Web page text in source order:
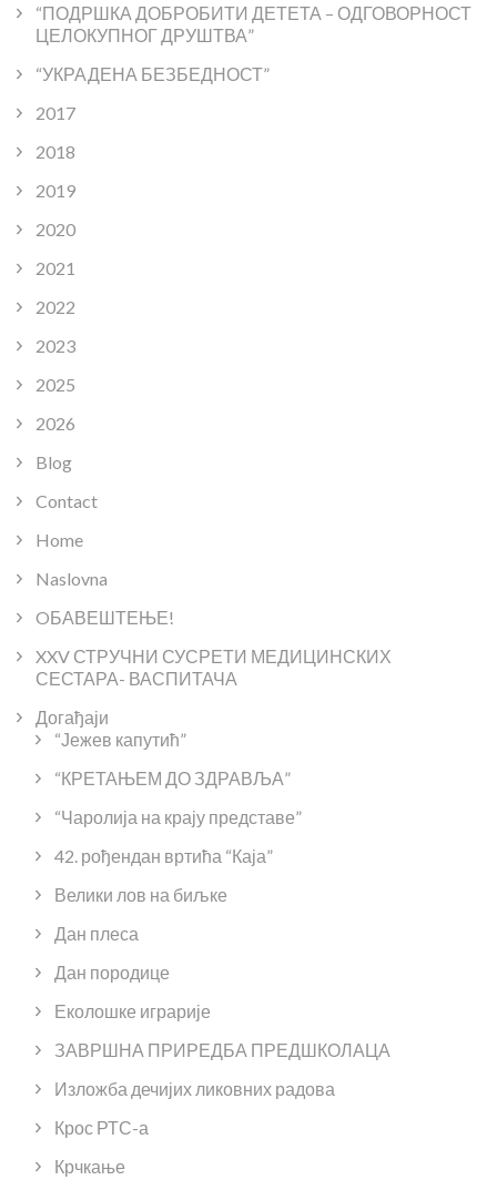
“ПОДРШКА ДОБРОБИТИ ДЕТЕТА – ОДГОВОРНОСТ
ЦЕЛОКУПНОГ ДРУШТВА”
“УКРАДЕНА БЕЗБЕДНОСТ”
2017
2018
2019
2020
2021
2022
2023
2025
2026
Blog
Contact
Home
Naslovna
OБАВЕШТЕЊЕ!
XXV СТРУЧНИ СУСРЕТИ МЕДИЦИНСКИХ
СЕСТАРА- ВАСПИТАЧА
Догађаји
“Јежев капутић”
“КРЕТАЊЕМ ДО ЗДРАВЉА”
“Чаролија на крају представе”
42. рођендан вртића “Каја”
Велики лов на биљке
Дан плеса
Дан породице
Еколошке играрије
ЗАВРШНА ПРИРЕДБА ПРЕДШКОЛАЦА
Изложба дечијих ликовних радова
Крос РТС-а
Крчкање